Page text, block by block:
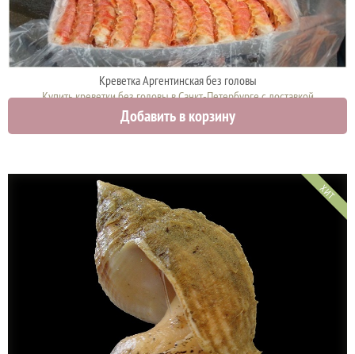
Креветка Аргентинская без головы
Купить креветки без головы в Санкт-Петербурге с доставкой
3150 руб.
Добавить в корзину
ХИТ